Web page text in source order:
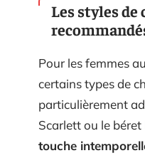
Les styles de
Pour les femmes
certains types de
particulièrement
Scarlett ou le
touche